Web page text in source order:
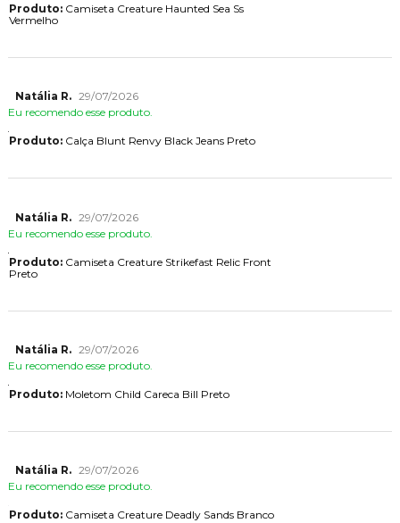
Produto:Camiseta Creature Haunted Sea Ss
Vermelho
Natália R. 29/07/2026
Eu recomendo esse produto.
Produto:Calça Blunt Renvy Black Jeans Preto
Natália R. 29/07/2026
Eu recomendo esse produto.
Produto:Camiseta Creature Strikefast Relic Front
Preto
Natália R. 29/07/2026
Eu recomendo esse produto.
Produto:Moletom Child Careca Bill Preto
Natália R. 29/07/2026
Eu recomendo esse produto.
Produto:Camiseta Creature Deadly Sands Branco